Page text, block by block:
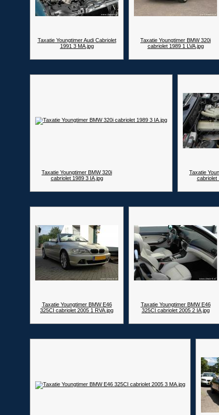
Taxatie Youngtimer Audi Cabriolet
1991 3 MA.jpg
Taxatie Youngtimer BMW 320i
cabriolet 1989 1 LVA.jpg
Taxatie Youngtimer BMW 320i
cabriolet 1989 3 IA.jpg
Taxatie
cabriolet
Taxatie Youngtimer BMW E46
325CI cabriolet 2005 1 RVA.jpg
Taxatie Youngtimer BMW E46
325CI cabriolet 2005 2 IA.jpg